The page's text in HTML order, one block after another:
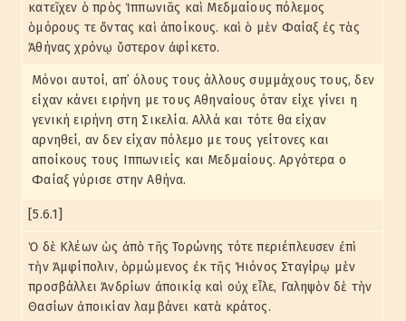
κατεῖχεν ὁ πρὸς Ἱππωνιᾶς καὶ Μεδμαίους πόλεμος
ὁμόρους τε ὄντας καὶ ἀποίκους. καὶ ὁ μὲν Φαίαξ ἐς τὰς
Ἀθήνας χρόνῳ ὕστερον ἀφίκετο.
Μόνοι αυτοί, απ᾽ όλους τους άλλους συμμάχους τους, δεν
είχαν κάνει ειρήνη με τους Αθηναίους όταν είχε γίνει η
γενική ειρήνη στη Σικελία. Αλλά και τότε θα είχαν
αρνηθεί, αν δεν είχαν πόλεμο με τους γείτονες και
αποίκους τους Ιππωνιείς και Μεδμαίους. Αργότερα ο
Φαίαξ γύρισε στην Αθήνα.
[5.6.1]
Ὁ δὲ Κλέων ὡς ἀπὸ τῆς Τορώνης τότε περιέπλευσεν ἐπὶ
τὴν Ἀμφίπολιν, ὁρμώμενος ἐκ τῆς Ἠιόνος Σταγίρῳ μὲν
προσβάλλει Ἀνδρίων ἀποικίᾳ καὶ οὐχ εἷλε, Γαληψὸν δὲ τὴν
Θασίων ἀποικίαν λαμβάνει κατὰ κράτος.